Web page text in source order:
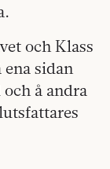
och Klass
sidan
å andra